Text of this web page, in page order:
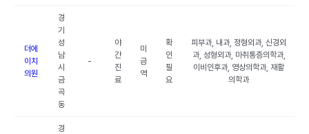
더에
이치
의원
경
기
성
남
시
금
곡
동
-
야
간
진
료
미
금
역
확
인
필
요
피부과, 내과, 정형외과, 신경외
과, 성형외과, 마취통증의학과,
이비인후과, 영상의학과, 재활
의학과
경